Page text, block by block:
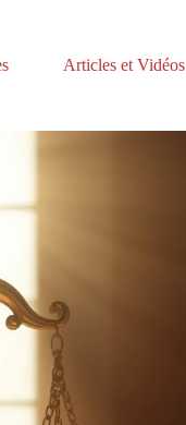
Articles et Vidéos